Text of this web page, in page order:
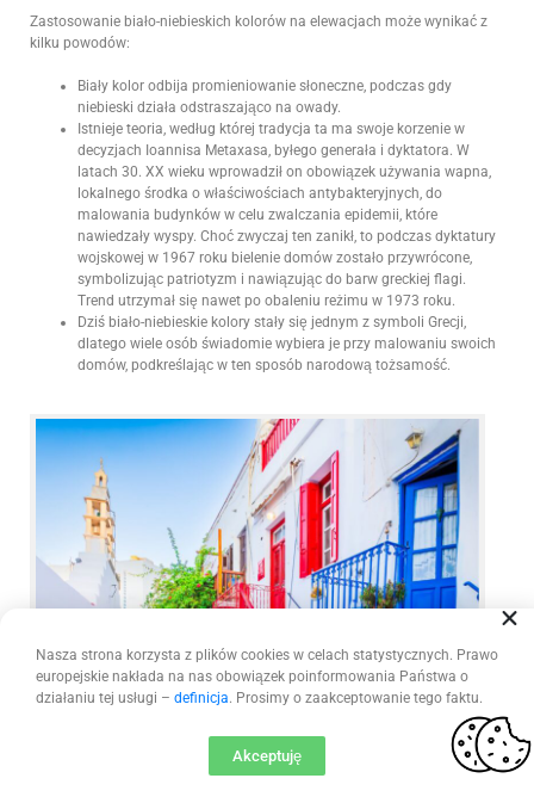
Zastosowanie biało-niebieskich kolorów na elewacjach może wynikać z
kilku powodów:
Biały kolor odbija promieniowanie słoneczne, podczas gdy
niebieski działa odstraszająco na owady.
Istnieje teoria, według której tradycja ta ma swoje korzenie w
decyzjach Ioannisa Metaxasa, byłego generała i dyktatora. W
latach 30. XX wieku wprowadził on obowiązek używania wapna,
lokalnego środka o właściwościach antybakteryjnych, do
malowania budynków w celu zwalczania epidemii, które
nawiedzały wyspy. Choć zwyczaj ten zanikł, to podczas dyktatury
wojskowej w 1967 roku bielenie domów zostało przywrócone,
symbolizując patriotyzm i nawiązując do barw greckiej flagi.
Trend utrzymał się nawet po obaleniu reżimu w 1973 roku.
Dziś biało-niebieskie kolory stały się jednym z symboli Grecji,
dlatego wiele osób świadomie wybiera je przy malowaniu swoich
domów, podkreślając w ten sposób narodową tożsamość.
Nasza strona korzysta z plików cookies w celach statystycznych. Prawo
europejskie nakłada na nas obowiązek poinformowania Państwa o
działaniu tej usługi – definicja. Prosimy o zaakceptowanie tego faktu.
Akceptuję